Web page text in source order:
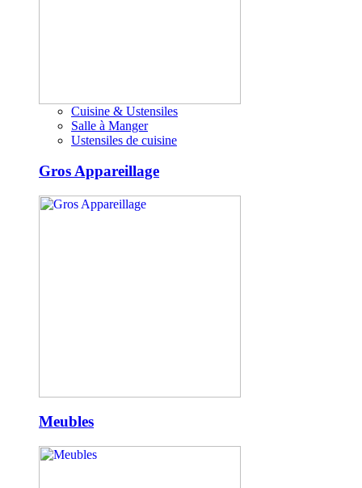
Cuisine & Ustensiles
Salle à Manger
Ustensiles de cuisine
Gros Appareillage
Meubles